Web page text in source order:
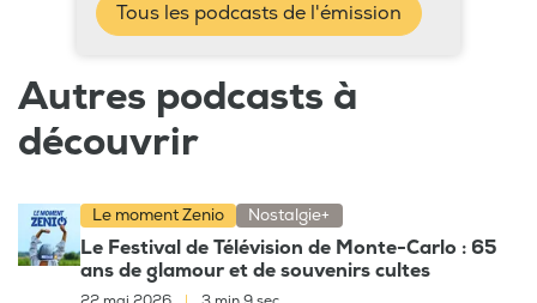
Tous les podcasts de l'émission
Autres podcasts à
découvrir
Le moment Zenio Nostalgie+
Le Festival de Télévision de Monte-Carlo : 65
ans de glamour et de souvenirs cultes